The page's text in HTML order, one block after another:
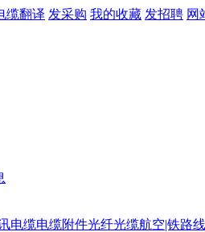
缆翻译 发采购 我的收藏 发招聘 网
电缆电缆附件光纤光缆航空|铁路